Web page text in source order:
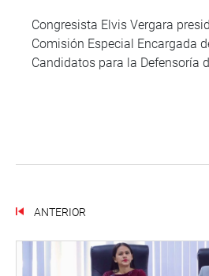
Congresista Elvis Vergara
Comisión Especial Encargada
Candidatos para la Defensoría
ANTERIOR